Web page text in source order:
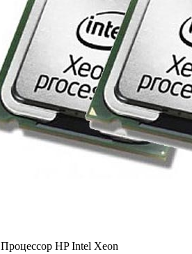
Процессор HP Intel Xeon